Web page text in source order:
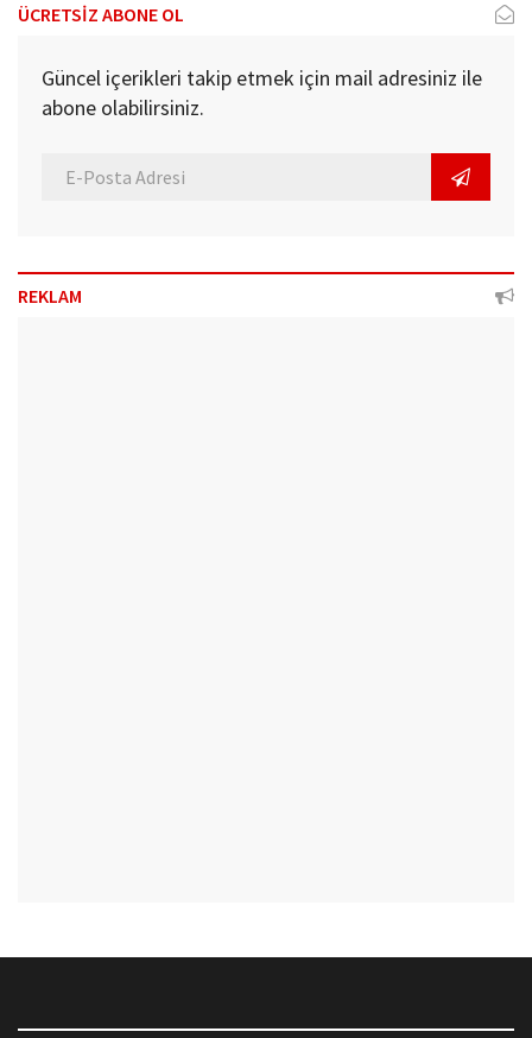
ÜCRETSİZ ABONE OL
Güncel içerikleri takip etmek için mail adresiniz ile
abone olabilirsiniz.
REKLAM